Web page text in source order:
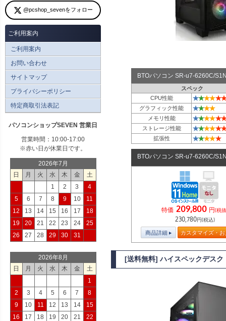
BTOパソコン SR-u7-6260C/
スペック
CPU性能
★★★★★★
グラフィック性能 ★★★★
メモリ性能 ★★★★★★
ストレージ性能 ★★★★★★
拡張性 ★★★★★
BTOパソコン SR-u7-6260C/
特価 209,800 円(税
230,780円(税込)
商品詳細 カスタマイズ・
[送料無料] ハイスペックデス
@pcshop_sevenをフォロー
ご利用案内
ご利用案内
お問い合わせ
サイトマップ
プライバシーポリシー
特定商取引法表記
パソコンショップSEVEN 営業日
営業時間：10:00-17:00
※赤い日が休業日です。
2026年7月
日
月 火 水 木 金
土
1
2 3
4
5
6 7 8 9 10
11
12
13 14 15 16 17
18
19
20 21 22 23 24
25
26
27 28 29 30 31
2026年8月
日
月 火 水 木 金
土
1
2
3 4 5 6 7
8
9
10 11 12 13 14
15
16
17 18 19 20 21
22